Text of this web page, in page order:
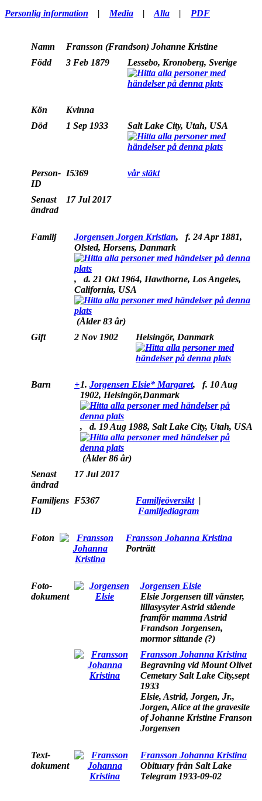
Personlig information | Media | Alla | PDF
Namn Fransson (Frandson) Johanne Kristine
Född
3 Feb 1879 Lessebo, Kronoberg, Sverige
Kön
Kvinna
Död
1 Sep 1933 Salt Lake City, Utah, USA
Person-
ID
I5369 vår släkt
Senast
ändrad
17 Jul 2017
Familj Jorgensen Jorgen Kristian, f. 24 Apr 1881,
Olsted, Horsens, Danmark
, d. 21 Okt 1964, Hawthorne, Los Angeles,
California, USA
(Ålder 83 år)
Gift
2 Nov 1902 Helsingör, Danmark
Barn +1. Jorgensen Elsie* Margaret, f. 10 Aug
1902, Helsingör,Danmark
, d. 19 Aug 1988, Salt Lake City, Utah, USA
(Ålder 86 år)
Senast
ändrad
17 Jul 2017
Familjens
ID
F5367 Familjeöversikt|
Familjediagram
Foton
Fransson Johanna Kristina
Porträtt
Foto-
dokument
Jorgensen Elsie
Elsie Jorgensen till vänster,
lillasysyter Astrid stående
framför mamma Astrid
Frandson Jorgensen,
mormor sittande (?)
Fransson Johanna Kristina
Begravning vid Mount Olivet
Cemetary Salt Lake City,sept
1933
Elsie, Astrid, Jorgen, Jr.,
Jorgen, Alice at the gravesite
of Johanne Kristine Franson
Jorgensen
Text-
dokument
Fransson Johanna Kristina
Obituary från Salt Lake
Telegram 1933-09-02